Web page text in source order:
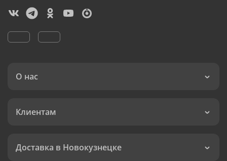
О нас
Клиентам
Доставка в Новокузнецке